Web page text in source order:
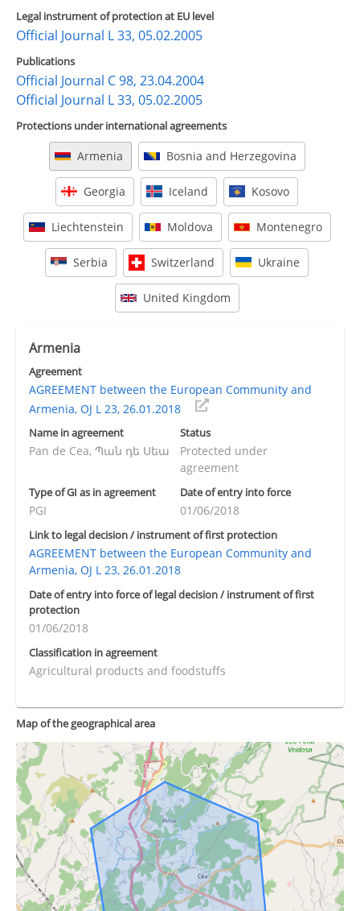
Legal instrument of protection at EU level
Official Journal L 33, 05.02.2005
Publications
Official Journal C 98, 23.04.2004
Official Journal L 33, 05.02.2005
Protections under international agreements
Armenia Bosnia and Herzegovina
Georgia Iceland Kosovo
Liechtenstein Moldova Montenegro
Serbia Switzerland Ukraine
United Kingdom
Armenia
Agreement
AGREEMENT between the European Community and
Armenia, OJ L 23, 26.01.2018
Name in agreement
Pan de Cea, Պան դե Սեա
Status
Protected under
agreement
Type of GI as in agreement
PGI
Date of entry into force
01/06/2018
Link to legal decision / instrument of first protection
AGREEMENT between the European Community and
Armenia, OJ L 23, 26.01.2018
Date of entry into force of legal decision / instrument of first
protection
01/06/2018
Classification in agreement
Agricultural products and foodstuffs
Map of the geographical area